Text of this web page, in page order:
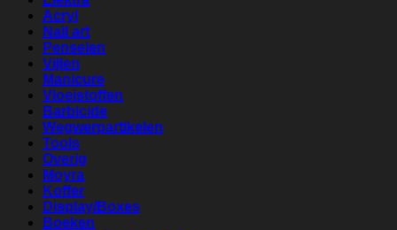
Acryl
Nail art
Penselen
Vijlen
Manicure
Vloeistoffen
Barbicide
Wegwerpartikelen
Tools
Overig
Moyra
Koffer
Display/Boxes
Boeken